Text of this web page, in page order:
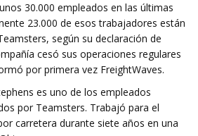
30.000 empleados en las últimas
23.000 de esos trabajadores están
según su declaración de
cesó sus operaciones regulares
por primera vez FreightWaves.
es uno de los empleados
por Teamsters. Trabajó para el
carretera durante siete años en una